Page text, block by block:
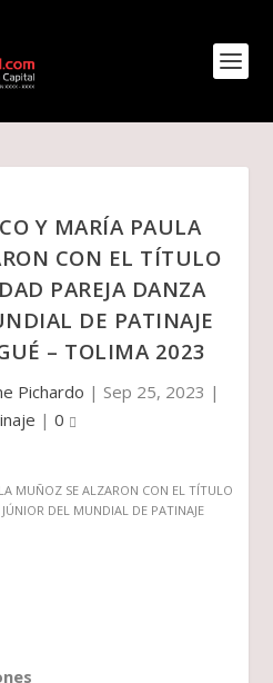
Y MARÍA PAULA
CON EL TÍTULO
PAREJA DANZA
DE PATINAJE
– TOLIMA 2023
Pichardo | Sep 25, 2023 |
| 0